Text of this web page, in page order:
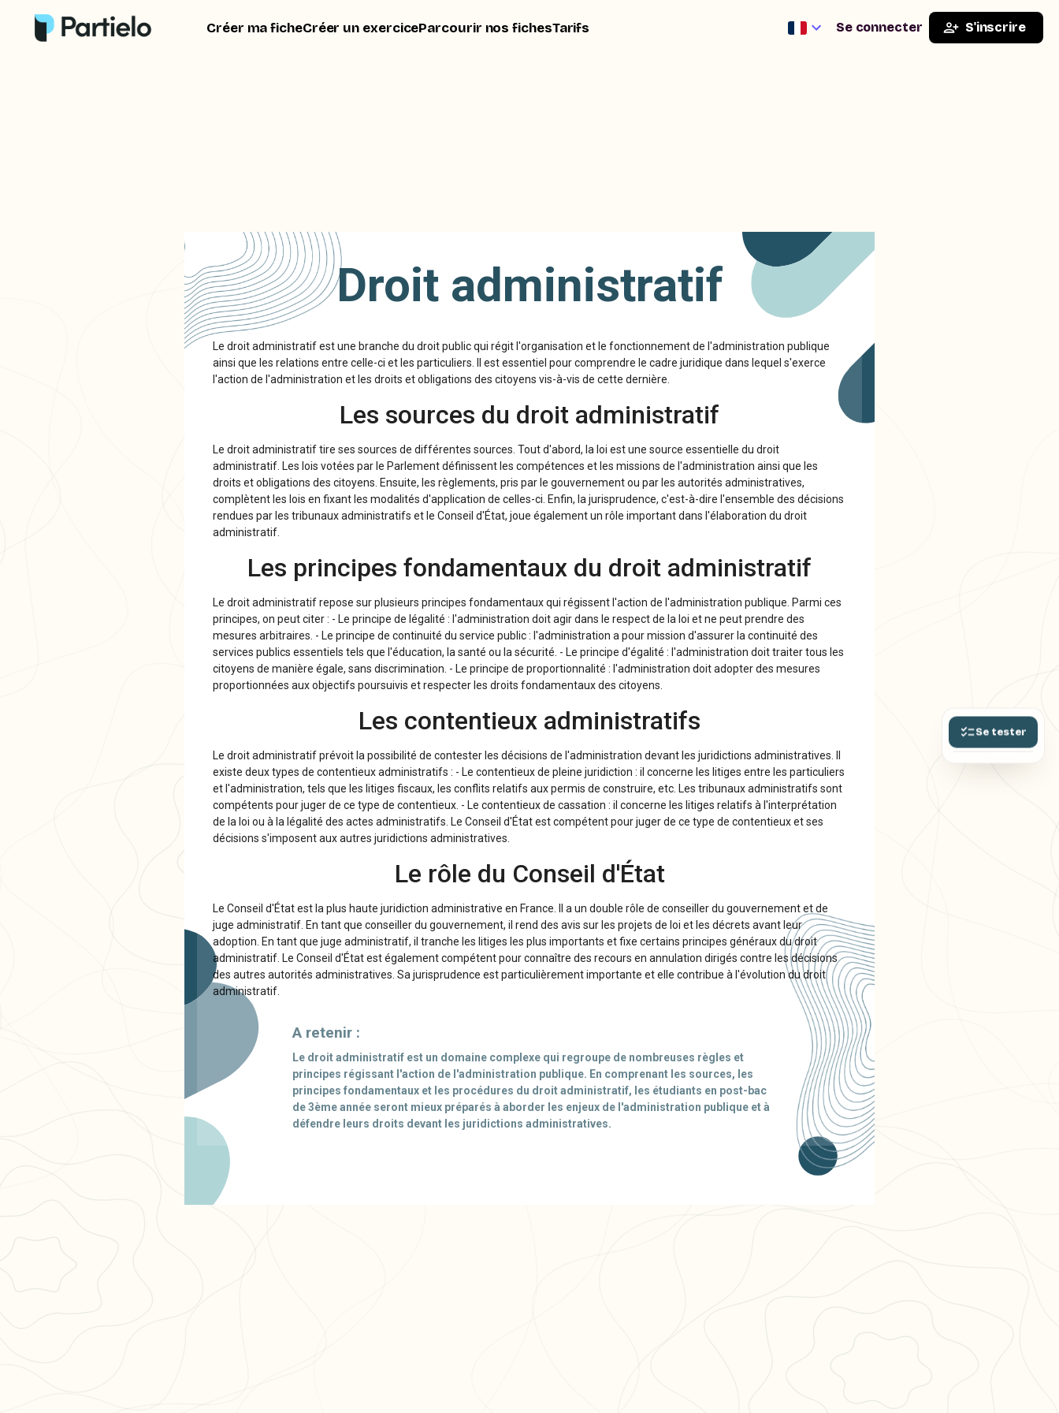
Créer ma ficheCréer un exerciceParcourir nos fichesTarifs Se connecter S'inscrire
Se tester
Droit administratif
Le droit administratif est une branche du droit public qui régit l'organisation et le fonctionnement de l'administration publique
ainsi que les relations entre celle-ci et les particuliers. Il est essentiel pour comprendre le cadre juridique dans lequel s'exerce
l'action de l'administration et les droits et obligations des citoyens vis-à-vis de cette dernière.
Les sources du droit administratif
Le droit administratif tire ses sources de différentes sources. Tout d'abord, la loi est une source essentielle du droit
administratif. Les lois votées par le Parlement définissent les compétences et les missions de l'administration ainsi que les
droits et obligations des citoyens. Ensuite, les règlements, pris par le gouvernement ou par les autorités administratives,
complètent les lois en fixant les modalités d'application de celles-ci. Enfin, la jurisprudence, c'est-à-dire l'ensemble des décisions
rendues par les tribunaux administratifs et le Conseil d'État, joue également un rôle important dans l'élaboration du droit
administratif.
Les principes fondamentaux du droit administratif
Le droit administratif repose sur plusieurs principes fondamentaux qui régissent l'action de l'administration publique. Parmi ces
principes, on peut citer : - Le principe de légalité : l'administration doit agir dans le respect de la loi et ne peut prendre des
mesures arbitraires. - Le principe de continuité du service public : l'administration a pour mission d'assurer la continuité des
services publics essentiels tels que l'éducation, la santé ou la sécurité. - Le principe d'égalité : l'administration doit traiter tous les
citoyens de manière égale, sans discrimination. - Le principe de proportionnalité : l'administration doit adopter des mesures
proportionnées aux objectifs poursuivis et respecter les droits fondamentaux des citoyens.
Les contentieux administratifs
Le droit administratif prévoit la possibilité de contester les décisions de l'administration devant les juridictions administratives. Il
existe deux types de contentieux administratifs : - Le contentieux de pleine juridiction : il concerne les litiges entre les particuliers
et l'administration, tels que les litiges fiscaux, les conflits relatifs aux permis de construire, etc. Les tribunaux administratifs sont
compétents pour juger de ce type de contentieux. - Le contentieux de cassation : il concerne les litiges relatifs à l'interprétation
de la loi ou à la légalité des actes administratifs. Le Conseil d'État est compétent pour juger de ce type de contentieux et ses
décisions s'imposent aux autres juridictions administratives.
Le rôle du Conseil d'État
Le Conseil d'État est la plus haute juridiction administrative en France. Il a un double rôle de conseiller du gouvernement et de
juge administratif. En tant que conseiller du gouvernement, il rend des avis sur les projets de loi et les décrets avant leur
adoption. En tant que juge administratif, il tranche les litiges les plus importants et fixe certains principes généraux du droit
administratif. Le Conseil d'État est également compétent pour connaître des recours en annulation dirigés contre les décisions
des autres autorités administratives. Sa jurisprudence est particulièrement importante et elle contribue à l'évolution du droit
administratif.
A retenir :
Le droit administratif est un domaine complexe qui regroupe de nombreuses règles et
principes régissant l'action de l'administration publique. En comprenant les sources, les
principes fondamentaux et les procédures du droit administratif, les étudiants en post-bac
de 3ème année seront mieux préparés à aborder les enjeux de l'administration publique et à
défendre leurs droits devant les juridictions administratives.